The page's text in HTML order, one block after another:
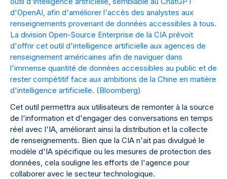
d'OpenAI, afin d'améliorer l'accès des analystes aux
renseignements provenant de données accessibles à tous.
La division Open-Source Enterprise de la CIA prévoit
d'offrir cet outil d'intelligence artificielle aux agences de
renseignement américaines afin de naviguer dans
l'immense quantité de données accessibles au public et de
rester compétitif face aux ambitions de la Chine en matière
d'intelligence artificielle. (Bloomberg)
Cet outil permettra aux utilisateurs de remonter à la source
de l'information et d'engager des conversations en temps
réel avec l'IA, améliorant ainsi la distribution et la collecte
de renseignements. Bien que la CIA n'ait pas divulgué le
modèle d'IA spécifique ou les mesures de protection des
données, cela souligne les efforts de l'agence pour
collaborer avec le secteur technologique.